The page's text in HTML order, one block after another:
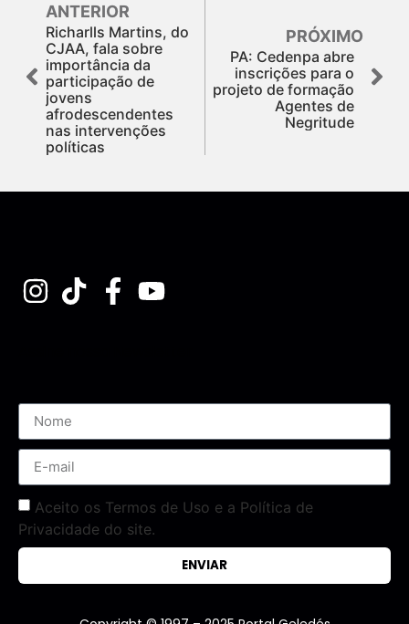
ANTERIOR
Richarlls Martins, do
CJAA, fala sobre
importância da
participação de
jovens
afrodescendentes
nas intervenções
políticas
PRÓXIMO
PA: Cedenpa abre
inscrições para o
projeto de formação
Agentes de
Negritude
Aceito os Termos de Uso e a Política de
Privacidade do site.
ENVIAR